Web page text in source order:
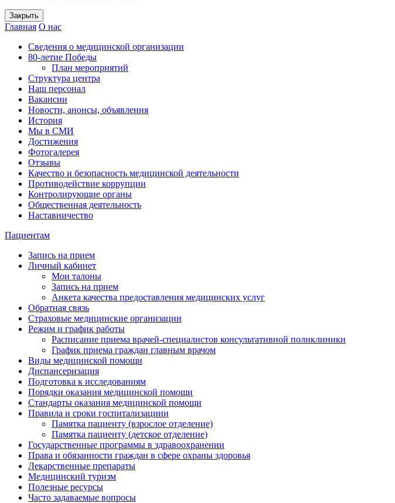
Закрыть
Главная О нас
Сведения о медицинской организации
80-летие Победы
План мероприятий
Структура центра
Наш персонал
Вакансии
Новости, анонсы, объявления
История
Мы в СМИ
Достижения
Фотогалерея
Отзывы
Качество и безопасность медицинской деятельности
Противодействие коррупции
Контролирующие органы
Общественная деятельность
Наставничество
Пациентам
Запись на прием
Личный кабинет
Мои талоны
Запись на прием
Анкета качества предоставления медицинских услуг
Обратная связь
Страховые медицинские организации
Режим и график работы
Расписание приема врачей-специалистов консультативной поликлиники
График приема граждан главным врачом
Виды медицинской помощи
Диспансеризация
Подготовка к исследованиям
Порядки оказания медицинской помощи
Стандарты оказания медицинской помощи
Правила и сроки госпитализациии
Памятка пациенту (взрослое отделение)
Памятка пациенту (детское отделение)
Государственные программы в здравоохранении
Права и обязанности граждан в сфере охраны здоровья
Лекарственные препараты
Медицинский туризм
Полезные ресурсы
Часто задаваемые вопросы